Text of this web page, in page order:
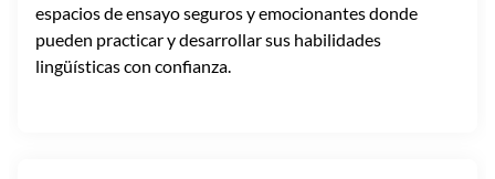
espacios de ensayo seguros y emocionantes donde
pueden practicar y desarrollar sus habilidades
lingüísticas con confianza.